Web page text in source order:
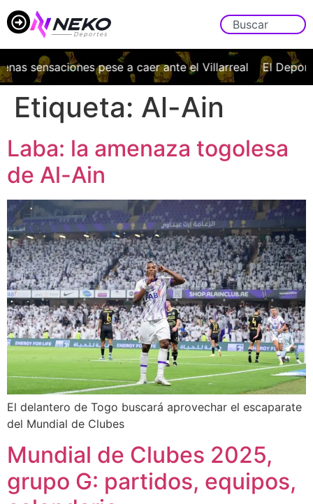
sensaciones pese a caer ante el Villarreal El
Etiqueta: Al-Ain
Laba: la amenaza togolesa
de Al-Ain
El delantero de Togo buscará aprovechar el escaparate
del Mundial de Clubes
Mundial de Clubes 2025,
grupo G: partidos, equipos,